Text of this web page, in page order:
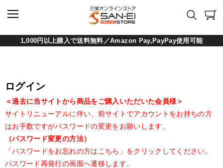
1,000円以上購入で送料無料／Amazon Pay,PayPay使用可能
ログイン
＜過去に当サイトから商品をご購入いただいた会員様＞
サイトリニューアルに伴い、前サイトでアカウントをお持ちの方
はお手数ですがパスワードの変更をお願いします。
（パスワード変更の方法）
「パスワードをお忘れの方はこちら」をクリックしてください。
パスワード再発行の画面へ遷移します。